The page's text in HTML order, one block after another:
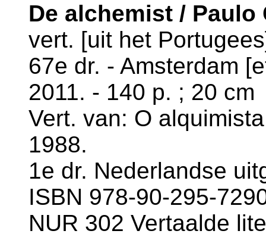
De alchemist / Paulo
vert. [uit het
67e dr. - Amsterdam
2011. - 140 p. ; 20 cm
Vert. van: O
1988.
1e dr. Nederlandse
ISBN 978-90-295-
NUR 302 Vertaalde